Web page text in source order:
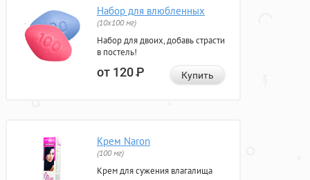
Набор для влюбленных
(10х100 мг)
Набор для двоих, добавь страсти
в постель!
от 120Р Купить
Крем Naron
(100 мг)
Крем для сужения влагалища